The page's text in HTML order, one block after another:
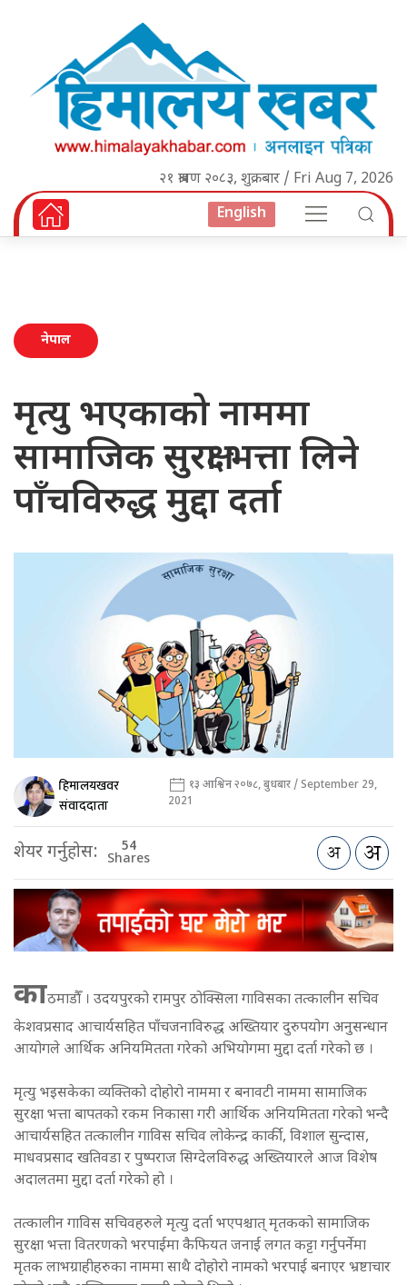
२१ श्रावण २०८३, शुक्रबार / Fri Aug 7, 2026
English
नेपाल
मृत्यु भएकाको नाममा
सामाजिक सुरक्षा भत्ता लिने
पाँचविरुद्ध मुद्दा दर्ता
हिमालयखवर
संवाददाता
१३ आश्विन २०७८, बुधबार / September 29,
2021
शेयर गर्नुहोस: 54
Shares
काठमाडौँ । उदयपुरको रामपुर ठोक्सिला गाविसका तत्कालीन सचिव
केशवप्रसाद आचार्यसहित पाँचजनाविरुद्ध अख्तियार दुरुपयोग अनुसन्धान
आयोगले आर्थिक अनियमितता गरेको अभियोगमा मुद्दा दर्ता गरेको छ ।
मृत्यु भइसकेका व्यक्तिको दोहोरो नाममा र बनावटी नाममा सामाजिक
सुरक्षा भत्ता बापतको रकम निकासा गरी आर्थिक अनियमितता गरेको भन्दै
आचार्यसहित तत्कालीन गाविस सचिव लोकेन्द्र कार्की, विशाल सुन्दास,
माधवप्रसाद खतिवडा र पुष्पराज सिग्देलविरुद्ध अख्तियारले आज विशेष
अदालतमा मुद्दा दर्ता गरेको हो ।
तत्कालीन गाविस सचिवहरुले मृत्यु दर्ता भएपश्चात् मृतकको सामाजिक
सुरक्षा भत्ता वितरणको भरपाईमा कैफियत जनाई लगत कट्टा गर्नुपर्नेमा
मृतक लाभग्राहीहरुका नाममा साथै दोहोरो नामको भरपाई बनाएर भ्रष्टाचार